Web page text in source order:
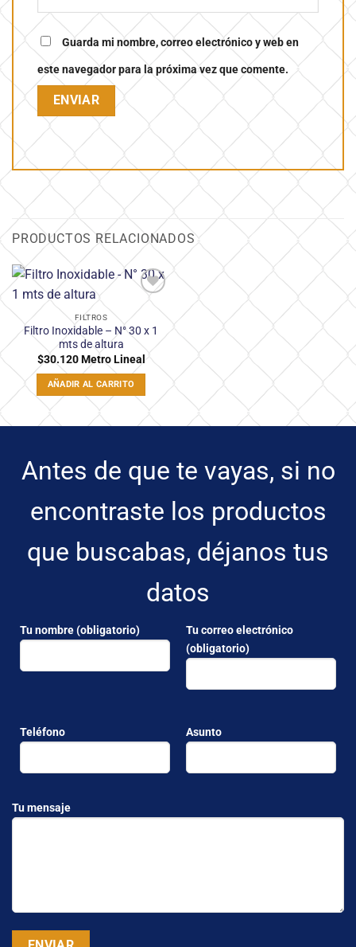
Guarda mi nombre, correo electrónico y web en
este navegador para la próxima vez que comente.
PRODUCTOS RELACIONADOS
Añadir
lista
de
deseos
FILTROS
Filtro Inoxidable – N° 30 x 1
mts de altura
$30.120Metro Lineal
AÑADIR AL CARRITO
Antes de que te vayas, si no
encontraste los productos
que buscabas, déjanos tus
datos
Tu nombre (obligatorio)
Tu correo electrónico
(obligatorio)
Teléfono Asunto
Tu mensaje